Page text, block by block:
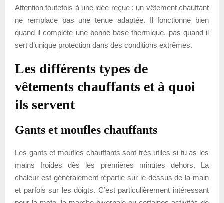
Attention toutefois à une idée reçue : un vêtement chauffant
ne remplace pas une tenue adaptée. Il fonctionne bien
quand il complète une bonne base thermique, pas quand il
sert d’unique protection dans des conditions extrêmes.
Les différents types de
vêtements chauffants et à quoi
ils servent
Gants et moufles chauffants
Les gants et moufles chauffants sont très utiles si tu as les
mains froides dès les premières minutes dehors. La
chaleur est généralement répartie sur le dessus de la main
et parfois sur les doigts. C’est particulièrement intéressant